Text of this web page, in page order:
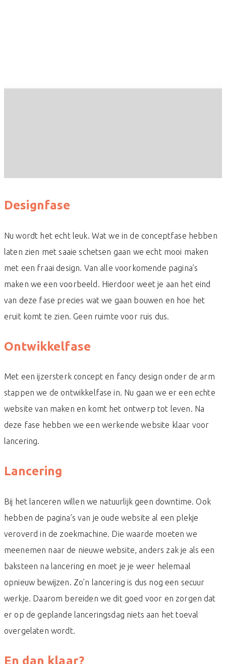
Designfase
Nu wordt het echt leuk. Wat we in de conceptfase hebben
laten zien met saaie schetsen gaan we echt mooi maken
met een fraai design. Van alle voorkomende pagina’s
maken we een voorbeeld. Hierdoor weet je aan het eind
van deze fase precies wat we gaan bouwen en hoe het
eruit komt te zien. Geen ruimte voor ruis dus.
Ontwikkelfase
Met een ijzersterk concept en fancy design onder de arm
stappen we de ontwikkelfase in. Nu gaan we er een echte
website van maken en komt het ontwerp tot leven. Na
deze fase hebben we een werkende website klaar voor
lancering.
Lancering
Bij het lanceren willen we natuurlijk geen downtime. Ook
hebben de pagina’s van je oude website al een plekje
veroverd in de zoekmachine. Die waarde moeten we
meenemen naar de nieuwe website, anders zak je als een
baksteen na lancering en moet je je weer helemaal
opnieuw bewijzen. Zo’n lancering is dus nog een secuur
werkje. Daarom bereiden we dit goed voor en zorgen dat
er op de geplande lanceringsdag niets aan het toeval
overgelaten wordt.
En dan klaar?